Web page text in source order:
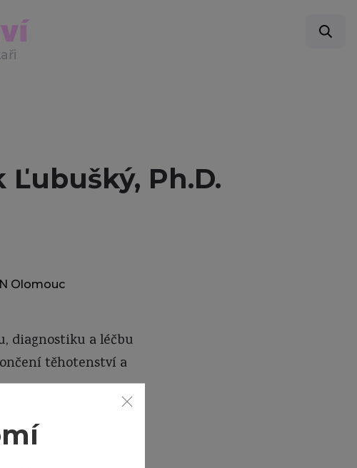
Ľubušký, Ph.D.
Olomouc
diagnostiku a léčbu
těhotenství a